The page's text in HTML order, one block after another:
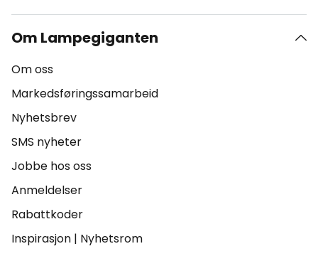
Om Lampegiganten
Om oss
Markedsføringssamarbeid
Nyhetsbrev
SMS nyheter
Jobbe hos oss
Anmeldelser
Rabattkoder
Inspirasjon | Nyhetsrom